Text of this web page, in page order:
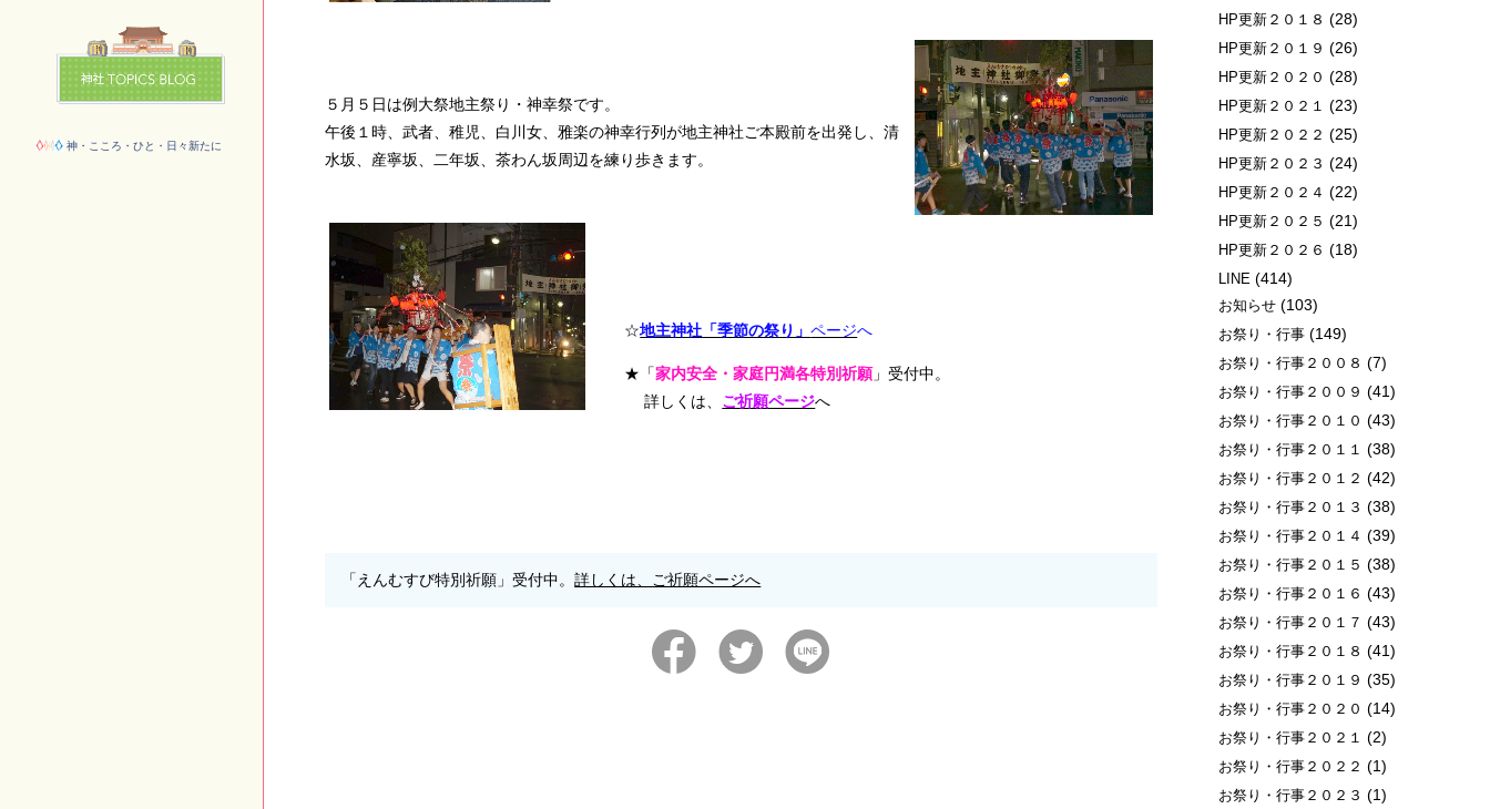
神・こころ・ひと・日々新たに
５月５日は例大祭地主祭り・神幸祭です。
午後１時、武者、稚児、白川女、雅楽の神幸行列が地主神社ご本殿前を出発し、清
水坂、産寧坂、二年坂、茶わん坂周辺を練り歩きます。
☆地主神社「季節の祭り」ページへ
★「家内安全・家庭円満各特別祈願」受付中。
詳しくは、 ご祈願ページへ
「えんむすび特別祈願」受付中。詳しくは、ご祈願ページへ
HP更新２０１８ (28)
HP更新２０１９ (26)
HP更新２０２０ (28)
HP更新２０２１ (23)
HP更新２０２２ (25)
HP更新２０２３ (24)
HP更新２０２４ (22)
HP更新２０２５ (21)
HP更新２０２６ (18)
LINE (414)
お知らせ(103)
お祭り・行事(149)
お祭り・行事２００８ (7)
お祭り・行事２００９ (41)
お祭り・行事２０１０ (43)
お祭り・行事２０１１ (38)
お祭り・行事２０１２ (42)
お祭り・行事２０１３ (38)
お祭り・行事２０１４ (39)
お祭り・行事２０１５ (38)
お祭り・行事２０１６ (43)
お祭り・行事２０１７ (43)
お祭り・行事２０１８ (41)
お祭り・行事２０１９ (35)
お祭り・行事２０２０ (14)
お祭り・行事２０２１ (2)
お祭り・行事２０２２ (1)
お祭り・行事２０２３ (1)